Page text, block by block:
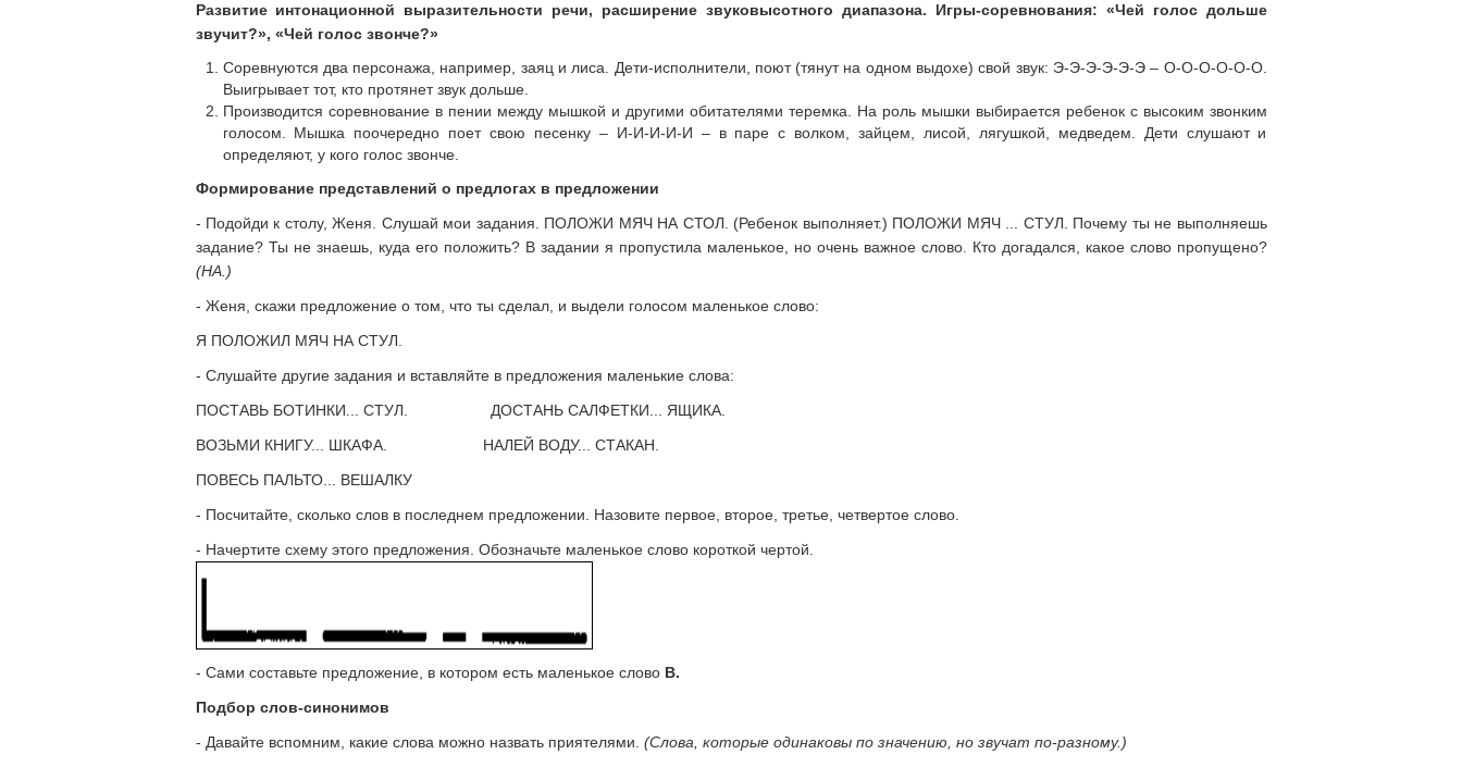
Развитие интонационной выразительности речи, расширение звуковысотного диапазона. Игры-соревнования: «Чей голос дольше
звучит?», «Чей голос звонче?»
Соревнуются два персонажа, например, заяц и лиса. Дети-исполнители, поют (тянут на одном выдохе) свой звук: Э-Э-Э-Э-Э-Э – О-О-О-О-О-О.
Выигрывает тот, кто протянет звук дольше.
Производится соревнование в пении между мышкой и другими обитателями теремка. На роль мышки выбирается ребенок с высоким звонким
голосом. Мышка поочередно поет свою песенку – И-И-И-И-И – в паре с волком, зайцем, лисой, лягушкой, медведем. Дети слушают и
определяют, у кого голос звонче.
Формирование представлений о предлогах в предложении
- Подойди к столу, Женя. Слушай мои задания. ПОЛОЖИ МЯЧ НА СТОЛ. (Ребенок выполняет.) ПОЛОЖИ МЯЧ ... СТУЛ. Почему ты не выполняешь
задание? Ты не знаешь, куда его положить? В задании я пропустила маленькое, но очень важное слово. Кто догадался, какое слово пропущено?
(НА.)
- Женя, скажи предложение о том, что ты сделал, и выдели голосом маленькое слово:
Я ПОЛОЖИЛ МЯЧ НА СТУЛ.
- Слушайте другие задания и вставляйте в предложения маленькие слова:
ПОСТАВЬ БОТИНКИ... СТУЛ. ДОСТАНЬ САЛФЕТКИ... ЯЩИКА.
ВОЗЬМИ КНИГУ... ШКАФА. НАЛЕЙ ВОДУ... СТАКАН.
ПОВЕСЬ ПАЛЬТО... ВЕШАЛКУ
- Посчитайте, сколько слов в последнем предложении. Назовите первое, второе, третье, четвертое слово.
- Начертите схему этого предложения. Обозначьте маленькое слово короткой чертой.
- Сами составьте предложение, в котором есть маленькое слово В.
Подбор слов-синонимов
- Давайте вспомним, какие слова можно назвать приятелями. (Слова, которые одинаковы по значению, но звучат по-разному.)